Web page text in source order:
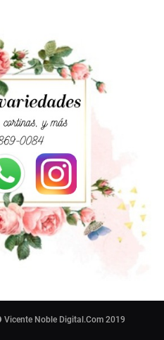
Vicente Noble Digital.Com 2019